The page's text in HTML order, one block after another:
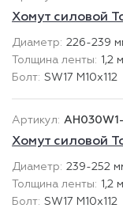
Хомут силовой
226-239
1,2
SW17 М10х112
Хомут силовой
239-252
1,2
SW17 М10х112